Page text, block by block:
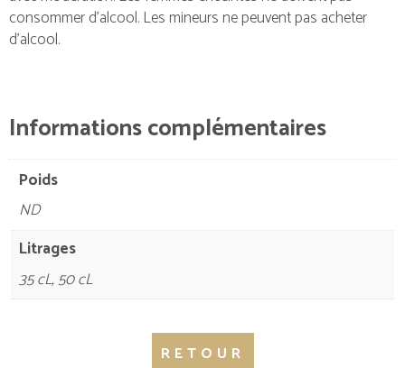
consommer d’alcool. Les mineurs ne peuvent pas acheter
d’alcool.
Informations complémentaires
Poids
ND
Litrages
35 cL, 50 cL
RETOUR